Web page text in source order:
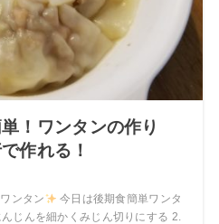
！ワンタンの作り
作れる！
ンタン
今日は後期食簡単ワンタ
じんを細かくみじん切りにする 2.